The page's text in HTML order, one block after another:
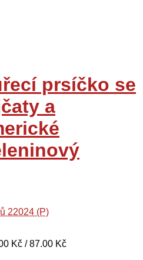
prsíčko se
a
22024 (P)
Kč / 87.00 Kč